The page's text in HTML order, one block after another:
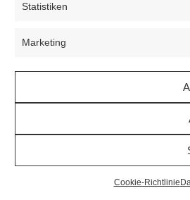
Statistiken
Marketing
Cookie-Richtlinie